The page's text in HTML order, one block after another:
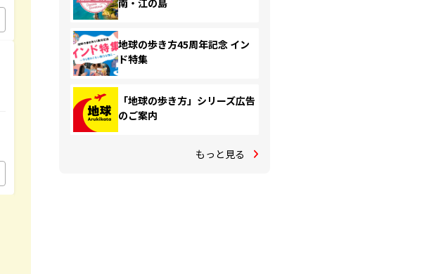
地球の歩き方45周年記念 イン
ド特集
「地球の歩き方」シリーズ広告
のご案内
もっと見る